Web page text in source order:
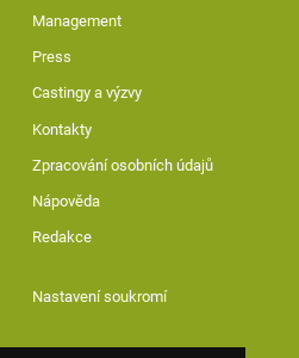
Management
Press
Castingy a výzvy
Kontakty
Zpracování osobních údajů
Nápověda
Redakce
Nastavení soukromí